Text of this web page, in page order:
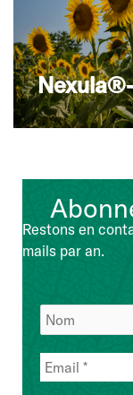
Restons en
mails par an.